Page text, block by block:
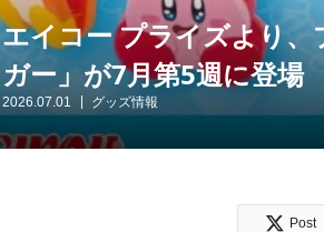
エイコー プライズより
ガー」が7月第5週に登場
2026.07.01 グッズ情報
Post